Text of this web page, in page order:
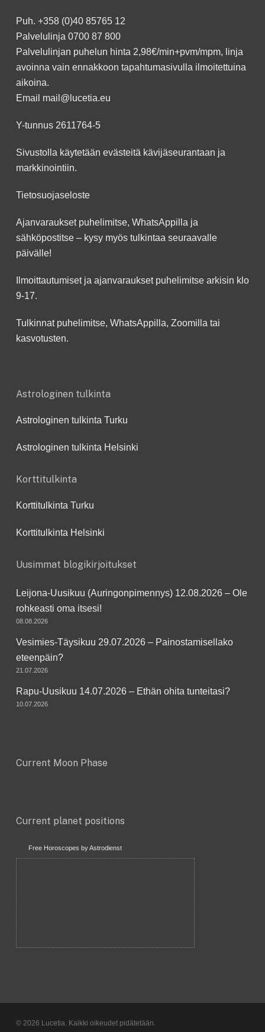
Puh. +358 (0)40 85765 12
Palvelulinja 0700 87 800
Palvelulinjan puhelun hinta 2,98€/min+pvm/mpm, linja
avoinna vain ennakkoon tapahtumasivulla ilmoitettuina
aikoina.
Email mail@lucetia.eu
Y-tunnus 2611764-5
Sivustolla käytetään evästeitä kävijäseurantaan ja
markkinointiin.
Tietosuojaseloste
Ajanvaraukset puhelimitse, WhatsAppilla ja
sähköpostitse – kysy myös tulkintaa seuraavalle
päivälle!
Ilmoittautumiset ja ajanvaraukset puhelimitse arkisin klo
9-17.
Tulkinnat puhelimitse, WhatsAppilla, Zoomilla tai
kasvotusten.
Astrologinen tulkinta
Astrologinen tulkinta Turku
Astrologinen tulkinta Helsinki
Korttitulkinta
Korttitulkinta Turku
Korttitulkinta Helsinki
Uusimmat blogikirjoitukset
Leijona-Uusikuu (Auringonpimennys) 12.08.2026 – Ole
rohkeasti oma itsesi!
08.08.2026
Vesimies-Täysikuu 29.07.2026 – Painostamisellako
eteenpäin?
21.07.2026
Rapu-Uusikuu 14.07.2026 – Ethän ohita tunteitasi?
10.07.2026
Current Moon Phase
Current planet positions
Free Horoscopes by Astrodienst
© 2026 Lucetia. Kaikki oikeudet pidätetään.